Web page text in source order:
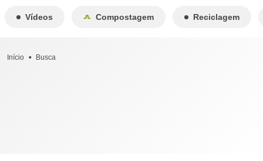
Vídeos Compostagem Reciclagem
Início Busca